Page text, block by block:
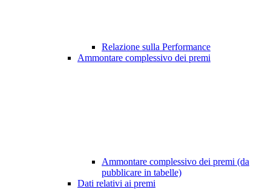
Relazione sulla Performance
Ammontare complessivo dei premi
Ammontare complessivo dei premi (da
pubblicare in tabelle)
Dati relativi ai premi